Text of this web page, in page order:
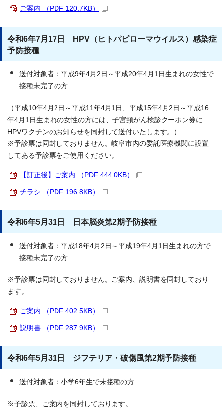
ご案内 （PDF 120.7KB）
令和6年7月17日 HPV（ヒトパピローマウイルス）感染症
予防接種
送付対象者：平成9年4月2日～平成20年4月1日生まれの女性で
接種未完了の方
（平成10年4月2日～平成11年4月1日、平成15年4月2日～平成16
年4月1日生まれの女性の方には、子宮頸がん検診クーポン券に
HPVワクチンのお知らせを同封して送付いたします。）
※予診票は同封しておりません。岐阜市内の委託医療機関に設置
してある予診票をご使用ください。
【訂正後】ご案内 （PDF 444.0KB）
チラシ （PDF 196.8KB）
令和6年5月31日 日本脳炎第2期予防接種
送付対象者：平成18年4月2日～平成19年4月1日生まれの方で
接種未完了の方
※予診票は同封しておりません。ご案内、説明書を同封しており
ます。
ご案内 （PDF 402.5KB）
説明書 （PDF 287.9KB）
令和6年5月31日 ジフテリア・破傷風第2期予防接種
送付対象者：小学6年生で未接種の方
※予診票、ご案内を同封しております。